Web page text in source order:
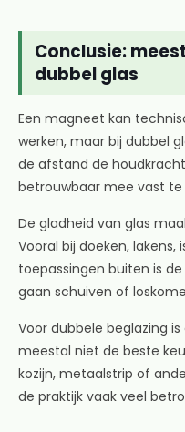
Conclusie:
dubbel glas
Een magneet kan
werken, maar bij dubbel
de afstand de
betrouwbaar mee vast te
De gladheid van glas
Vooral bij doeken,
toepassingen buiten is
gaan schuiven of
Voor dubbele beglazing
meestal niet de beste
kozijn, metaalstrip of
de praktijk vaak veel